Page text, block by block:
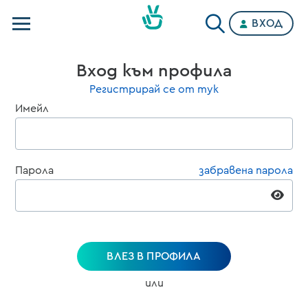
Категории
ВХОД
Вход към профила
Регистрирай се от тук
Имейл
Парола забравена парола
ВЛЕЗ В ПРОФИЛА
или